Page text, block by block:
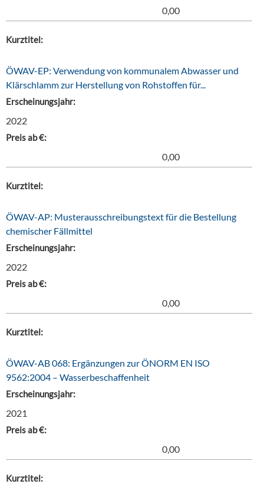
0,00
Kurztitel:
ÖWAV-EP: Verwendung von kommunalem Abwasser und
Klärschlamm zur Herstellung von Rohstoffen für...
Erscheinungsjahr:
2022
Preis ab €:
0,00
Kurztitel:
ÖWAV-AP: Musterausschreibungstext für die Bestellung
chemischer Fällmittel
Erscheinungsjahr:
2022
Preis ab €:
0,00
Kurztitel:
ÖWAV-AB 068: Ergänzungen zur ÖNORM EN ISO
9562:2004 – Wasserbeschaffenheit
Erscheinungsjahr:
2021
Preis ab €:
0,00
Kurztitel: